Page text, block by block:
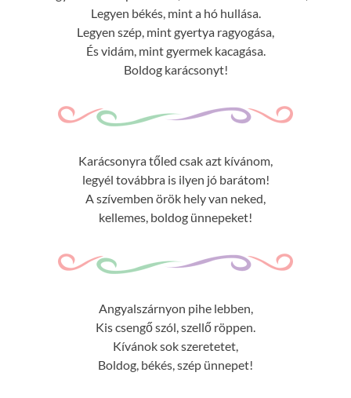
Legyen békés, mint a hó hullása.
Legyen szép, mint gyertya ragyogása,
És vidám, mint gyermek kacagása.
Boldog karácsonyt!
Karácsonyra tőled csak azt kívánom,
legyél továbbra is ilyen jó barátom!
A szívemben örök hely van neked,
kellemes, boldog ünnepeket!
Angyalszárnyon pihe lebben,
Kis csengő szól, szellő röppen.
Kívánok sok szeretetet,
Boldog, békés, szép ünnepet!